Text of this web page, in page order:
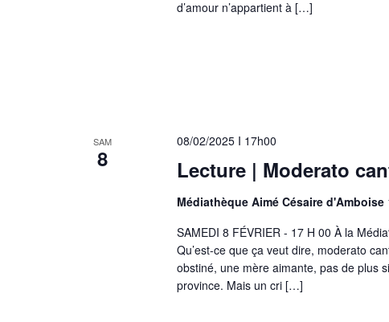
d’amour n’appartient à […]
SAM
8 Lecture | Moderato
08/02/2025 I 17h00
Médiathèque Aimé Césaire d'Amboise
SAMEDI 8 FÉVRIER - 17 H 00 À la
Qu’est-ce que ça veut dire, moderato
obstiné, une mère aimante, pas de plus
province. Mais un cri […]